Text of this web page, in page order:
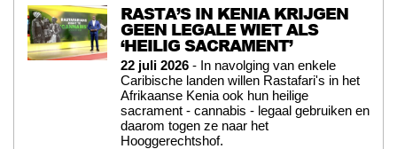
RASTA’S IN KENIA KRIJGEN
GEEN LEGALE WIET ALS
‘HEILIG SACRAMENT’
22 juli 2026 - In navolging van enkele
Caribische landen willen Rastafari's in het
Afrikaanse Kenia ook hun heilige
sacrament - cannabis - legaal gebruiken en
daarom togen ze naar het
Hooggerechtshof.